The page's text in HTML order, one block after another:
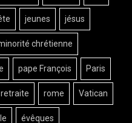
jeunes jésus
chrétienne
pape François Paris
retraite rome Vatican
évêques